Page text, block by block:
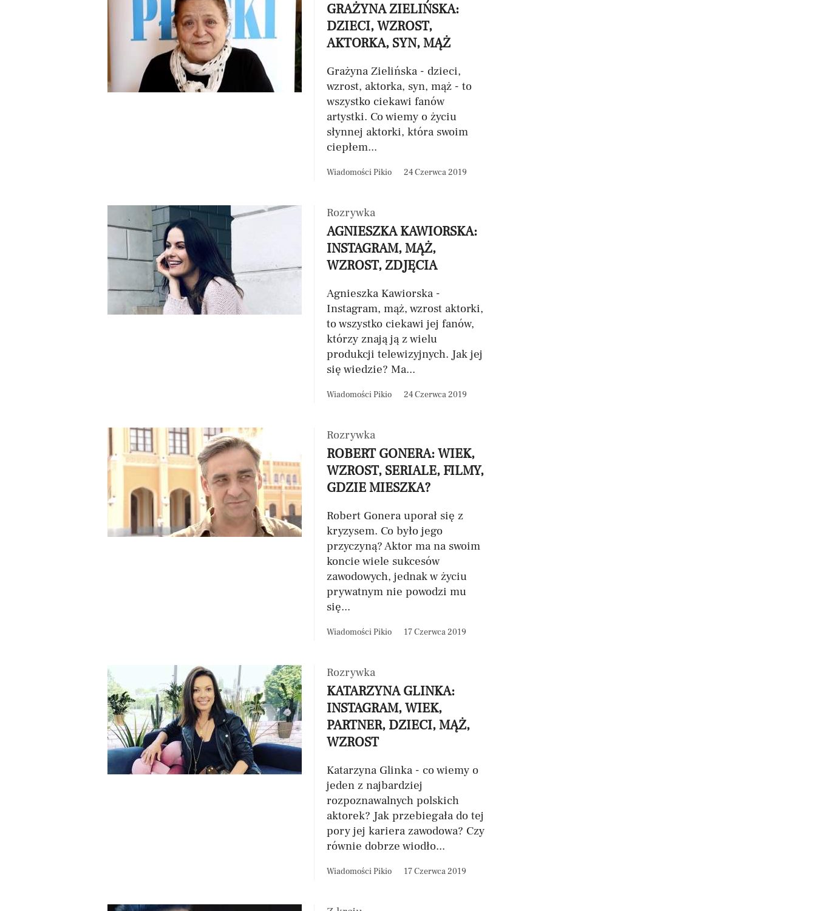
GRAŻYNA ZIELIŃSKA:
DZIECI, WZROST,
AKTORKA, SYN, MĄŻ
Grażyna Zielińska - dzieci,
wzrost, aktorka, syn, mąż - to
wszystko ciekawi fanów
artystki. Co wiemy o życiu
słynnej aktorki, która swoim
ciepłem...
Wiadomości Pikio 24 Czerwca 2019
Rozrywka
AGNIESZKA KAWIORSKA:
INSTAGRAM, MĄŻ,
WZROST, ZDJĘCIA
Agnieszka Kawiorska -
Instagram, mąż, wzrost aktorki,
to wszystko ciekawi jej fanów,
którzy znają ją z wielu
produkcji telewizyjnych. Jak jej
się wiedzie? Ma...
Wiadomości Pikio 24 Czerwca 2019
Rozrywka
ROBERT GONERA: WIEK,
WZROST, SERIALE, FILMY,
GDZIE MIESZKA?
Robert Gonera uporał się z
kryzysem. Co było jego
przyczyną? Aktor ma na swoim
koncie wiele sukcesów
zawodowych, jednak w życiu
prywatnym nie powodzi mu
się...
Wiadomości Pikio 17 Czerwca 2019
Rozrywka
KATARZYNA GLINKA:
INSTAGRAM, WIEK,
PARTNER, DZIECI, MĄŻ,
WZROST
Katarzyna Glinka - co wiemy o
jeden z najbardziej
rozpoznawalnych polskich
aktorek? Jak przebiegała do tej
pory jej kariera zawodowa? Czy
równie dobrze wiodło...
Wiadomości Pikio 17 Czerwca 2019